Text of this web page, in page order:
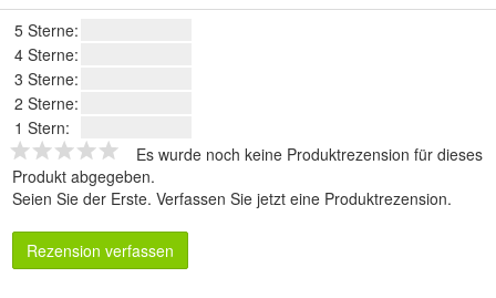
5 Sterne:
4 Sterne:
3 Sterne:
2 Sterne:
1 Stern:
Es wurde noch keine Produktrezension für dieses
Produkt abgegeben.
Seien Sie der Erste. Verfassen Sie jetzt eine Produktrezension.
Rezension verfassen